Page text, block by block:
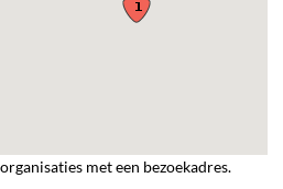
met een bezoekadres.